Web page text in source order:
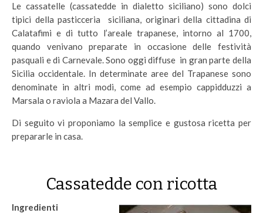
Le cassatelle (cassatedde in dialetto siciliano) sono dolci
tipici della pasticceria siciliana, originari della cittadina di
Calatafimi e di tutto l’areale trapanese, intorno al 1700,
quando venivano preparate in occasione delle festività
pasquali e di Carnevale. Sono oggi diffuse in gran parte della
Sicilia occidentale. In determinate aree del Trapanese sono
denominate in altri modi, come ad esempio cappidduzzi a
Marsala o raviola a Mazara del Vallo.
Di seguito vi proponiamo la semplice e gustosa ricetta per
prepararle in casa.
Cassatedde con ricotta
Ingredienti